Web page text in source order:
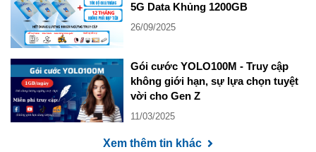
5G Data Khủng 1200GB
26/09/2025
Gói cước YOLO100M - Truy cập
không giới hạn, sự lựa chọn tuyệt
vời cho Gen Z
11/03/2025
Xem thêm tin khác